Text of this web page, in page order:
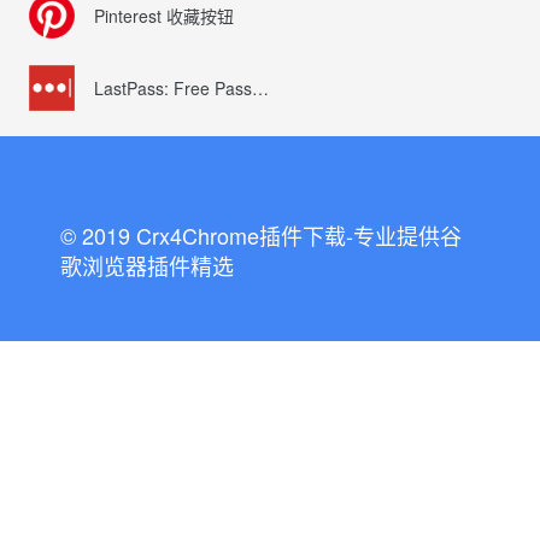
Pinterest 收藏按钮
LastPass: Free Password Manager
© 2019 Crx4Chrome插件下载-专业提供谷
歌浏览器插件精选